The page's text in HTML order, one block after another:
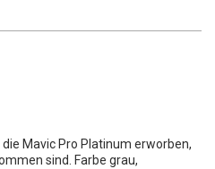
Mavic Pro Platinum erworben,
sind. Farbe grau,